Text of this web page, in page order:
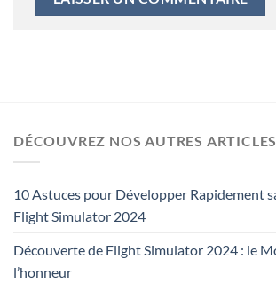
DÉCOUVREZ NOS AUTRES
10 Astuces pour Développer Rapidement
Flight Simulator 2024
Découverte de Flight Simulator 2024 : le
l’honneur